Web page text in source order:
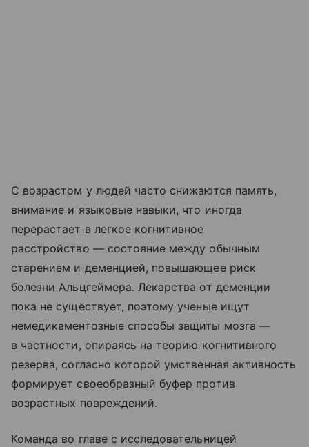
С возрастом у людей часто снижаются память,
внимание и языковые навыки, что иногда
перерастает в легкое когнитивное
расстройство — состояние между обычным
старением и деменцией, повышающее риск
болезни Альцгеймера. Лекарства от деменции
пока не существует, поэтому ученые ищут
немедикаментозные способы защиты мозга —
в частности, опираясь на теорию когнитивного
резерва, согласно которой умственная активность
формирует своеобразный буфер против
возрастных повреждений.
Команда во главе с исследовательницей